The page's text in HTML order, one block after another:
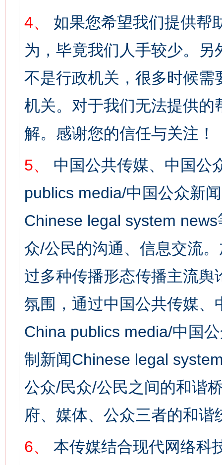
4、
如果您希望我们提供帮
为，毕竟我们人手较少。
不是行政机关，很多时候
机关。对于我们无法提供
解。感谢您的信任与关注！
5、
中国公共传媒、中国公
publics media/中国公众新
Chinese legal system
众/公民的沟通、信息交流
过多种传播形态传播主流
氛围，通过中国公共传媒
China publics media/中国
制新闻Chinese legal
公众/民众/公民之间的和谐
府、媒体、公众三者的和谐
6、
本传媒结合现代网络科